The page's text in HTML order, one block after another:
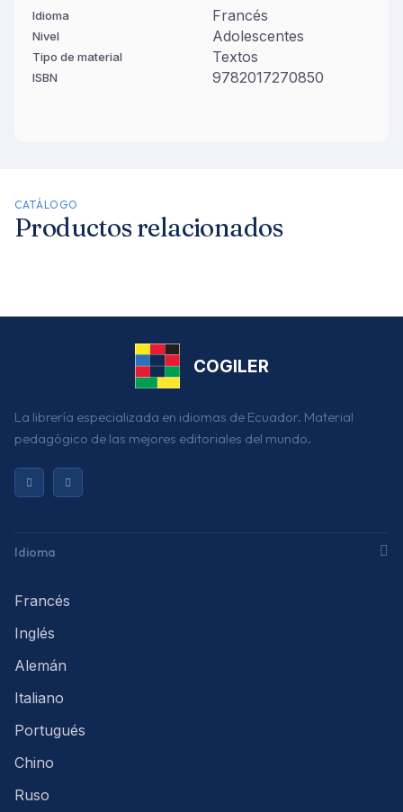
Idioma Francés
Nivel Adolescentes
Tipo de material Textos
ISBN 9782017270850
CATÁLOGO
Productos relacionados
COGILER
La librería especializada en idiomas de Ecuador. Material
pedagógico de las mejores editoriales del mundo.
Idioma
Francés
Inglés
Alemán
Italiano
Portugués
Chino
Ruso